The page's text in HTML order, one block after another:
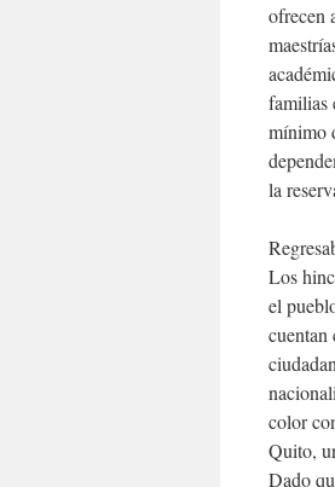
ofrecen
familias
mínimo
la
Los
el
cuentan
color
Quito,
Dado